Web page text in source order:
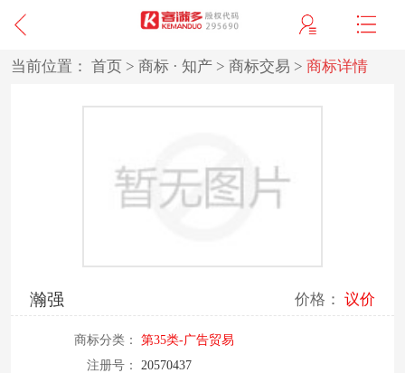
当前位置： 首页 > 商标 · 知产 > 商标交易 > 商标详情
瀚强 价格： 议价
商标分类：
第35类-广告贸易
注册号：
20570437